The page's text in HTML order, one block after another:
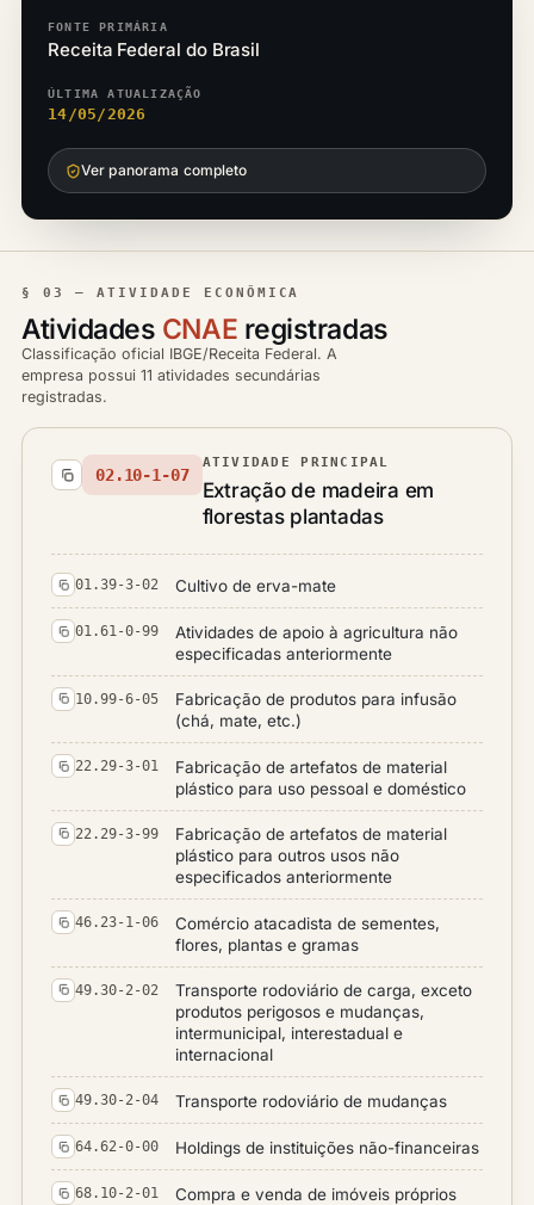
FONTE PRIMÁRIA
Receita Federal do Brasil
ÚLTIMA ATUALIZAÇÃO
14/05/2026
Ver panorama completo
§ 03 — ATIVIDADE ECONÔMICA
Atividades CNAE registradas
Classificação oficial IBGE/Receita Federal. A
empresa possui 11 atividades secundárias
registradas.
02.10-1-07
ATIVIDADE PRINCIPAL
Extração de madeira em
florestas plantadas
01.39-3-02 Cultivo de erva-mate
01.61-0-99
Atividades de apoio à agricultura não
especificadas anteriormente
10.99-6-05
Fabricação de produtos para infusão
(chá, mate, etc.)
22.29-3-01
Fabricação de artefatos de material
plástico para uso pessoal e doméstico
22.29-3-99
Fabricação de artefatos de material
plástico para outros usos não
especificados anteriormente
46.23-1-06
Comércio atacadista de sementes,
flores, plantas e gramas
49.30-2-02
Transporte rodoviário de carga, exceto
produtos perigosos e mudanças,
intermunicipal, interestadual e
internacional
49.30-2-04 Transporte rodoviário de mudanças
64.62-0-00 Holdings de instituições não-financeiras
68.10-2-01 Compra e venda de imóveis próprios